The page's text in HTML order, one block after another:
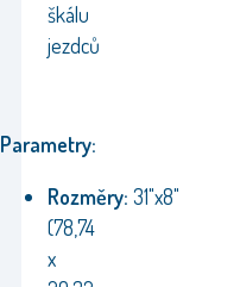
škálu
jezdců
Parametry:
Rozměry: 31"x8"
(78,74
x